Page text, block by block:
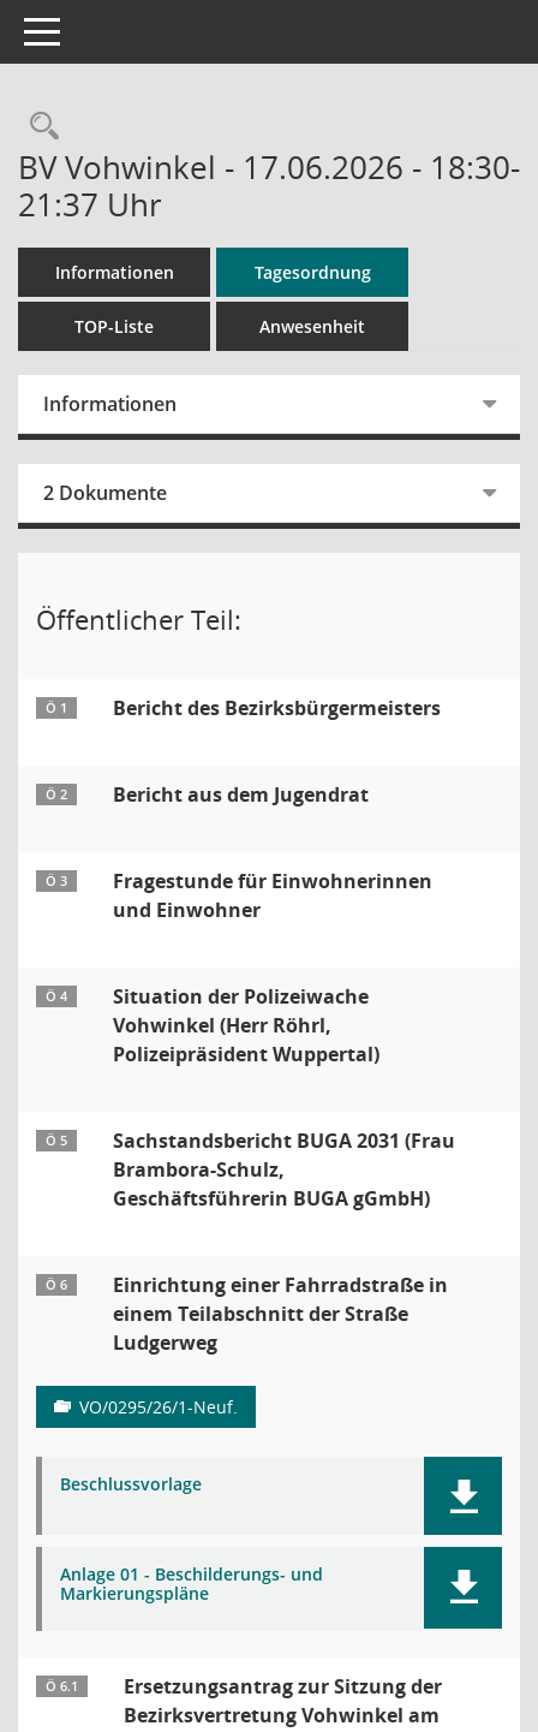
Toggle navigation
Rechercheauswahl
BV Vohwinkel - 17.06.2026 - 18:30-
21:37 Uhr
Informationen Tagesordnung
TOP-Liste Anwesenheit
Informationen
2 Dokumente
Öffentlicher Teil:
Ö 1 Bericht des Bezirksbürgermeisters
Ö 2 Bericht aus dem Jugendrat
Ö 3
Fragestunde für Einwohnerinnen
und Einwohner
Ö 4
Situation der Polizeiwache
Vohwinkel (Herr Röhrl,
Polizeipräsident Wuppertal)
Ö 5
Sachstandsbericht BUGA 2031 (Frau
Brambora-Schulz,
Geschäftsführerin BUGA gGmbH)
Ö 6
Einrichtung einer Fahrradstraße in
einem Teilabschnitt der Straße
Ludgerweg
VO/0295/26/1-Neuf.
Beschlussvorlage
Anlage 01 - Beschilderungs- und
Markierungspläne
Ö 6.1
Ersetzungsantrag zur Sitzung der
Bezirksvertretung Vohwinkel am